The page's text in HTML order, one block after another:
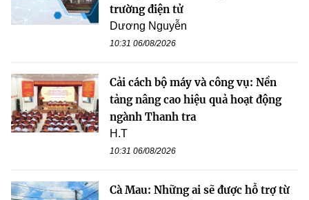
trường điện tử
Dương Nguyễn
10:31 06/08/2026
Cải cách bộ máy và công vụ: Nền
tảng nâng cao hiệu quả hoạt động
ngành Thanh tra
H.T
10:31 06/08/2026
Cà Mau: Những ai sẽ được hỗ trợ từ